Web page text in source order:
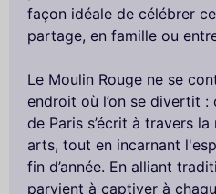
façon idéale de célébrer
partage, en famille ou
Le Moulin Rouge ne se
endroit où l’on se divertit :
de Paris s’écrit à travers
arts, tout en incarnant
fin d’année. En alliant
parvient à captiver à